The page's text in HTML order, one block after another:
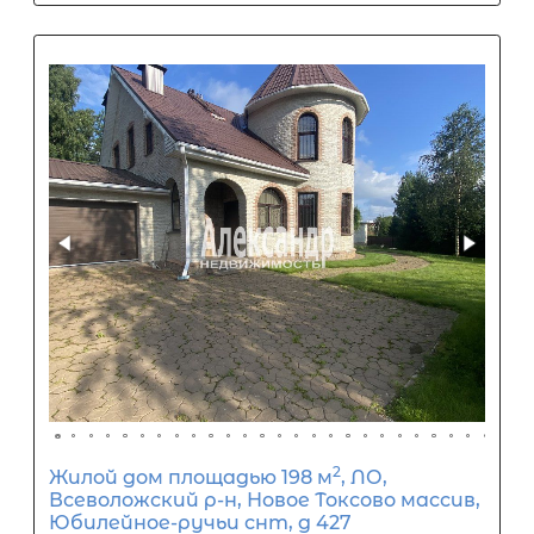
Популярное